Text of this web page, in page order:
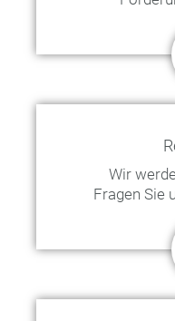
Wir
Fragen Sie